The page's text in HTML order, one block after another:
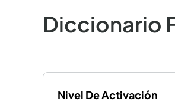
Diccionario
Nivel De Activación